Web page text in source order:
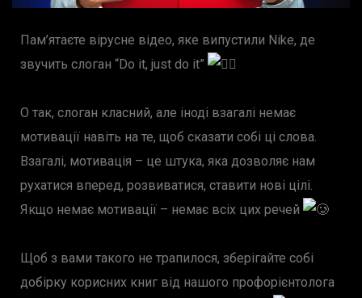
Пам’ятаєте вірусне відео, яке випустили Nike, де
звучить слоган “Do it, just do it”
О так, слоган класний, але іноді взагалі немає
мотивації навіть на те, щоб сказати собі ці слова.
Взагалі, мотивація – це штука, яка дозволяє нам
рухатися вперед, розвиватися, ставити нові цілі.
Якщо немає мотивації – немає всіх цих речей
Щоб з вами такого не трапилося, зберігайте собі
добірку корисних книг від нашого профорієнтолога